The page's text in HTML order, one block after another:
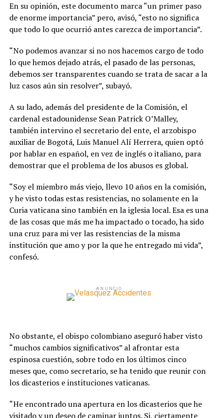
En su opinión, este documento marca “un primer paso
de enorme importancia” pero, avisó, “esto no significa
que todo lo que ocurrió antes carezca de importancia”.
“No podemos avanzar si no nos hacemos cargo de todo
lo que hemos dejado atrás, el pasado de las personas,
debemos ser transparentes cuando se trata de sacar a la
luz casos aún sin resolver”, subayó.
A su lado, además del presidente de la Comisión, el
cardenal estadounidense Sean Patrick O’Malley,
también intervino el secretario del ente, el arzobispo
auxiliar de Bogotá, Luis Manuel Alí Herrera, quien optó
por hablar en español, en vez de inglés o italiano, para
demostrar que el problema de los abusos es global.
“Soy el miembro más viejo, llevo 10 años en la comisión,
y he visto todas estas resistencias, no solamente en la
Curia vaticana sino también en la iglesia local. Esa es una
de las cosas que más me ha impactado o tocado, ha sido
una cruz para mi ver las resistencias de la misma
institución que amo y por la que he entregado mi vida”,
confesó.
ANUNCIO
No obstante, el obispo colombiano aseguró haber visto
“muchos cambios significativos” al afrontar esta
espinosa cuestión, sobre todo en los últimos cinco
meses que, como secretario, se ha tenido que reunir con
los dicasterios e instituciones vaticanas.
“He encontrado una apertura en los dicasterios que he
visitado y un deseo de caminar juntos. Si, ciertamente